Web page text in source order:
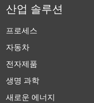
산업 솔루션
프로세스
자동차
전자제품
생명 과학
새로운 에너지